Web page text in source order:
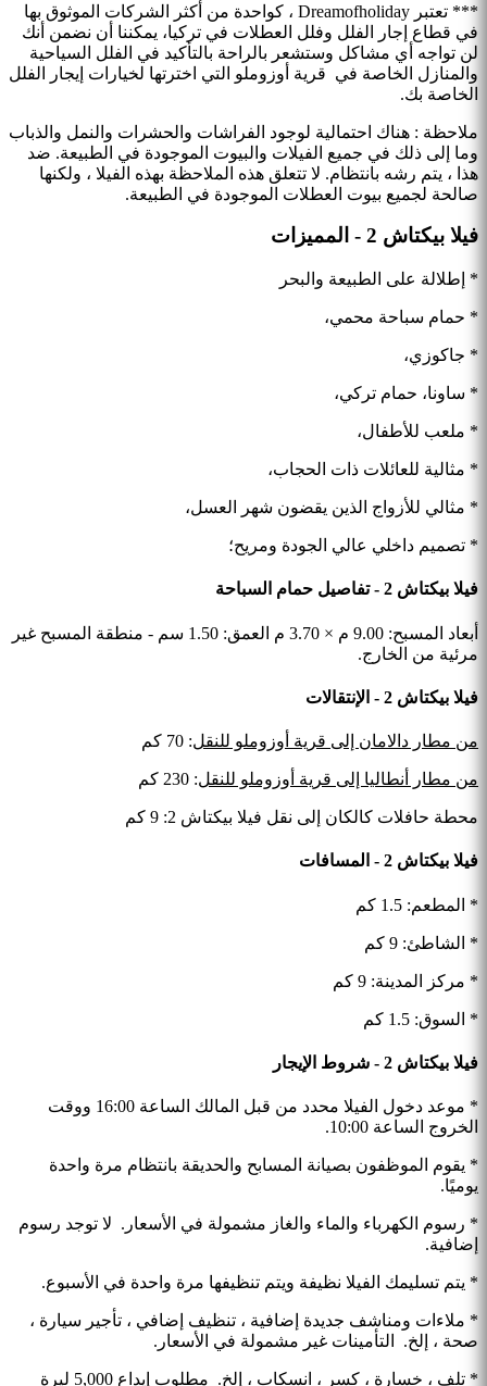
*** تعتبر Dreamofholiday ، كواحدة من أكثر الشركات الموثوق بها
في قطاع إجار الفلل وفلل العطلات في تركيا، يمكننا أن نضمن أنك
لن تواجه أي مشاكل وستشعر بالراحة بالتأكيد في الفلل السياحية
والمنازل الخاصة في قرية أوزوملو التي اخترتها لخيارات إيجار الفلل
الخاصة بك.
ملاحظة : هناك احتمالية لوجود الفراشات والحشرات والنمل والذباب
وما إلى ذلك في جميع الفيلات والبيوت الموجودة في الطبيعة. ضد
هذا ، يتم رشه بانتظام. لا تتعلق هذه الملاحظة بهذه الفيلا ، ولكنها
صالحة لجميع بيوت العطلات الموجودة في الطبيعة.
فيلا بيكتاش 2 - المميزات
* إطلالة على الطبيعة والبحر
* حمام سباحة محمي،
* جاكوزي،
* ساونا، حمام تركي،
* ملعب للأطفال،
* مثالية للعائلات ذات الحجاب،
* مثالي للأزواج الذين يقضون شهر العسل،
* تصميم داخلي عالي الجودة ومريح؛
فيلا بيكتاش 2 - تفاصيل حمام السباحة
أبعاد المسبح: 9.00 م × 3.70 م العمق: 1.50 سم - منطقة المسبح غير
مرئية من الخارج.
فيلا بيكتاش 2 - الإنتقالات
من مطار دالامان إلى قرية أوزوملو للنقل: 70 كم
من مطار أنطاليا إلى قرية أوزوملو للنقل: 230 كم
محطة حافلات كالكان إلى نقل فيلا بيكتاش 2: 9 كم
فيلا بيكتاش 2 - المسافات
* المطعم: 1.5 كم
* الشاطئ: 9 كم
* مركز المدينة: 9 كم
* السوق: 1.5 كم
فيلا بيكتاش 2 - شروط الإيجار
* موعد دخول الفيلا محدد من قبل المالك الساعة 16:00 ووقت
الخروج الساعة 10:00.
* يقوم الموظفون بصيانة المسابح والحديقة بانتظام مرة واحدة
يوميًا.
* رسوم الكهرباء والماء والغاز مشمولة في الأسعار. لا توجد رسوم
إضافية.
* يتم تسليمك الفيلا نظيفة ويتم تنظيفها مرة واحدة في الأسبوع.
* ملاءات ومناشف جديدة إضافية ، تنظيف إضافي ، تأجير سيارة ،
صحة ، إلخ. التأمينات غير مشمولة في الأسعار.
* تلف ، خسارة ، كسر ، انسكاب ، إلخ. مطلوب إيداع 5,000 ليرة